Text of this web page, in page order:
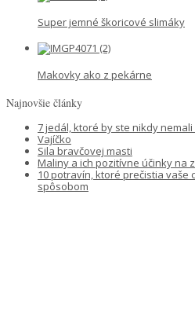
Super jemné škoricové slimáky
Makovky ako z pekárne
Najnovšie články
7 jedál, ktoré by ste nikdy
Vajíčko
Sila bravčovej masti
Maliny a ich pozitívne účinky na
10 potravín, ktoré prečistia vaše
spôsobom